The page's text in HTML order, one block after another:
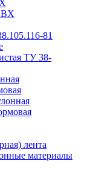
81
ТУ 38-
лента
материалы